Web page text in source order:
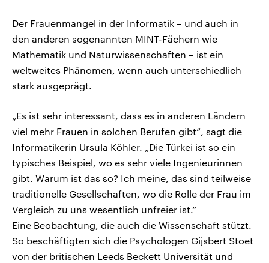
Der Frauenmangel in der Informatik – und auch in
den anderen sogenannten MINT-Fächern wie
Mathematik und Naturwissenschaften – ist ein
weltweites Phänomen, wenn auch unterschiedlich
stark ausgeprägt.
„Es ist sehr interessant, dass es in anderen Ländern
viel mehr Frauen in solchen Berufen gibt“, sagt die
Informatikerin Ursula Köhler. „Die Türkei ist so ein
typisches Beispiel, wo es sehr viele Ingenieurinnen
gibt. Warum ist das so? Ich meine, das sind teilweise
traditionelle Gesellschaften, wo die Rolle der Frau im
Vergleich zu uns wesentlich unfreier ist.“
Eine Beobachtung, die auch die Wissenschaft stützt.
So beschäftigten sich die Psychologen Gijsbert Stoet
von der britischen Leeds Beckett Universität und